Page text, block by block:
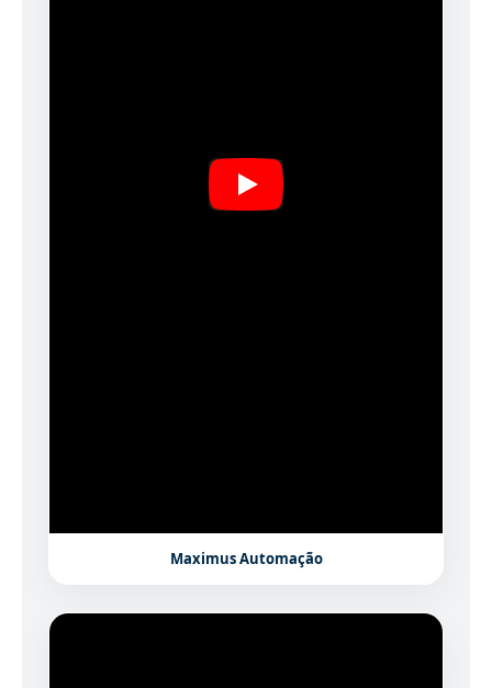
Maximus Automação